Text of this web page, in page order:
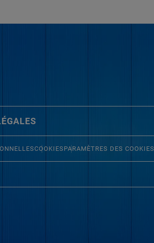
COOKIES PARAMÈTRES DES COOKIES